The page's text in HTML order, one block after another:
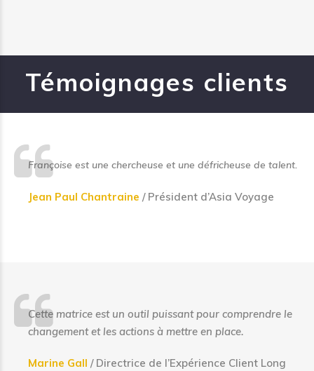
Témoignages clients
Françoise est une chercheuse et une défricheuse de talent.
Jean Paul Chantraine / Président d’Asia Voyage
Cette matrice est un outil puissant pour comprendre le
changement et les actions à mettre en place.
Marine Gall / Directrice de l’Expérience Client Long